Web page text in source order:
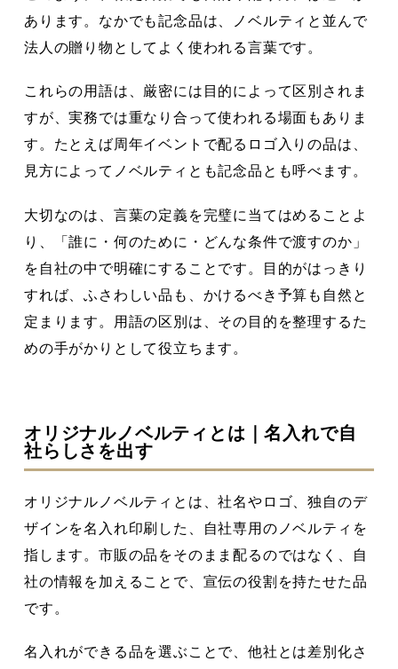
あります。なかでも記念品は、ノベルティと並んで
法人の贈り物としてよく使われる言葉です。
これらの用語は、厳密には目的によって区別されま
すが、実務では重なり合って使われる場面もありま
す。たとえば周年イベントで配るロゴ入りの品は、
見方によってノベルティとも記念品とも呼べます。
大切なのは、言葉の定義を完璧に当てはめることよ
り、「誰に・何のために・どんな条件で渡すのか」
を自社の中で明確にすることです。目的がはっきり
すれば、ふさわしい品も、かけるべき予算も自然と
定まります。用語の区別は、その目的を整理するた
めの手がかりとして役立ちます。
オリジナルノベルティとは｜名入れで自
社らしさを出す
オリジナルノベルティとは、社名やロゴ、独自のデ
ザインを名入れ印刷した、自社専用のノベルティを
指します。市販の品をそのまま配るのではなく、自
社の情報を加えることで、宣伝の役割を持たせた品
です。
名入れができる品を選ぶことで、他社とは差別化さ